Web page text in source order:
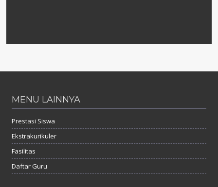
MENU LAINNYA
Prestasi Siswa
Ekstrakurikuler
Fasilitas
Daftar Guru